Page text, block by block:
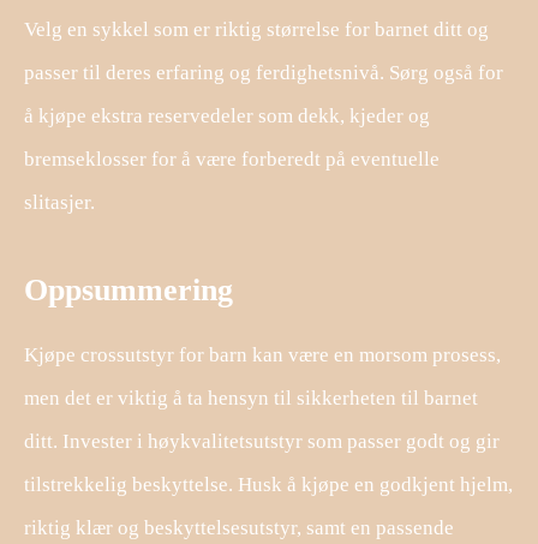
Velg en sykkel som er riktig størrelse for barnet ditt og
passer til deres erfaring og ferdighetsnivå. Sørg også for
å kjøpe ekstra reservedeler som dekk, kjeder og
bremseklosser for å være forberedt på eventuelle
slitasjer.
Oppsummering
Kjøpe crossutstyr for barn kan være en morsom prosess,
men det er viktig å ta hensyn til sikkerheten til barnet
ditt. Invester i høykvalitetsutstyr som passer godt og gir
tilstrekkelig beskyttelse. Husk å kjøpe en godkjent hjelm,
riktig klær og beskyttelsesutstyr, samt en passende